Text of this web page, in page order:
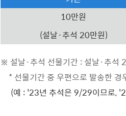
10만원
(설날·추석 20만원)
※ 설날·추석 선물기간 : 설날·추석
* 선물기간 중 우편으로 발송한 경
(예 : '23년 추석은 9/29이므로,